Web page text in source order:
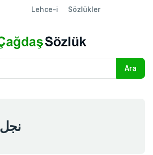
Lehce-i Sözlükler
necl ~ نجل